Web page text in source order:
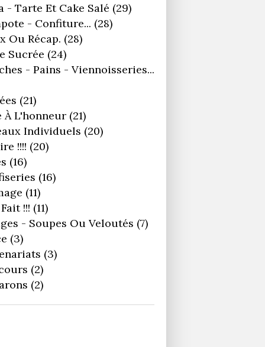
- Tarte Et Cake Salé (29)
- Confiture... (28)
Ou Récap. (28)
Sucrée (24)
- Pains - Viennoisseries...
(21)
À L'honneur (21)
Individuels (20)
!!!! (20)
(16)
(16)
(11)
!!! (11)
- Soupes Ou Veloutés (7)
(3)
(3)
(2)
(2)